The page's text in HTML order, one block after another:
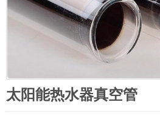
太阳能热水器真空管